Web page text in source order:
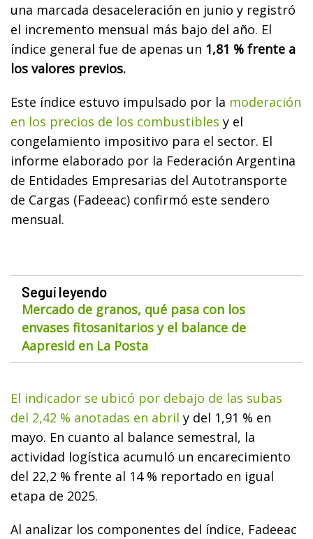
una marcada desaceleración en junio y registró
el incremento mensual más bajo del año. El
índice general fue de apenas un 1,81 % frente a
los valores previos.
Este índice estuvo impulsado por la moderación
en los precios de los combustibles y el
congelamiento impositivo para el sector. El
informe elaborado por la Federación Argentina
de Entidades Empresarias del Autotransporte
de Cargas (Fadeeac) confirmó este sendero
mensual.
Seguí leyendo
Mercado de granos, qué pasa con los
envases fitosanitarios y el balance de
Aapresid en La Posta
El indicador se ubicó por debajo de las subas
del 2,42 % anotadas en abril y del 1,91 % en
mayo. En cuanto al balance semestral, la
actividad logística acumuló un encarecimiento
del 22,2 % frente al 14 % reportado en igual
etapa de 2025.
Al analizar los componentes del índice, Fadeeac